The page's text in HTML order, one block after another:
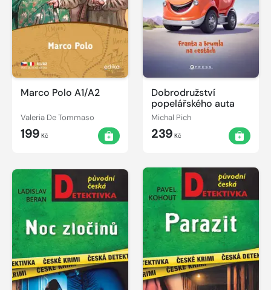
Marco Polo A1/A2
Valeria De Tommaso
199 Kč
Dobrodružství
popelářského auta
Michal Pich
239 Kč